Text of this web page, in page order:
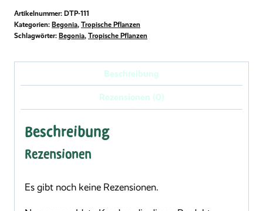
Artikelnummer: DTP-111
Kategorien: Begonia, Tropische Pflanzen
Schlagwörter: Begonia, Tropische Pflanzen
Beschreibung
Rezensionen (0)
Beschreibung
Rezensionen
Es gibt noch keine Rezensionen.